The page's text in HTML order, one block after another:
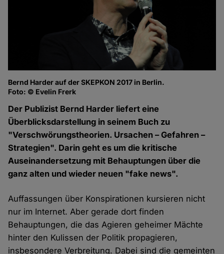
Bernd Harder auf der SKEPKON 2017 in Berlin.
Foto: © Evelin Frerk
Der Publizist Bernd Harder liefert eine
Überblicksdarstellung in seinem Buch zu
"Verschwörungstheorien. Ursachen – Gefahren –
Strategien". Darin geht es um die kritische
Auseinandersetzung mit Behauptungen über die
ganz alten und wieder neuen "fake news".
Auffassungen über Konspirationen kursieren nicht
nur im Internet. Aber gerade dort finden
Behauptungen, die das Agieren geheimer Mächte
hinter den Kulissen der Politik propagieren,
insbesondere Verbreitung. Dabei sind die gemeinten